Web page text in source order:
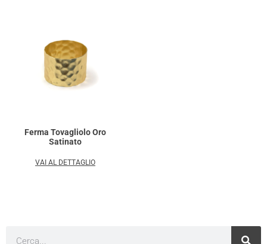
Ferma Tovagliolo Oro
Satinato
VAI AL DETTAGLIO